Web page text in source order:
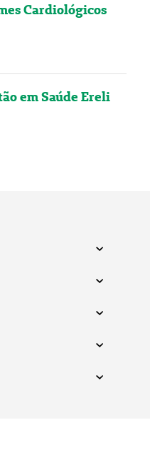
Cardiológicos
em Saúde Ereli